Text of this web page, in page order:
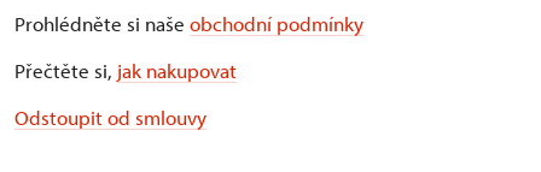
Prohlédněte si naše obchodní podmínky
Přečtěte si, jak nakupovat
Odstoupit od smlouvy